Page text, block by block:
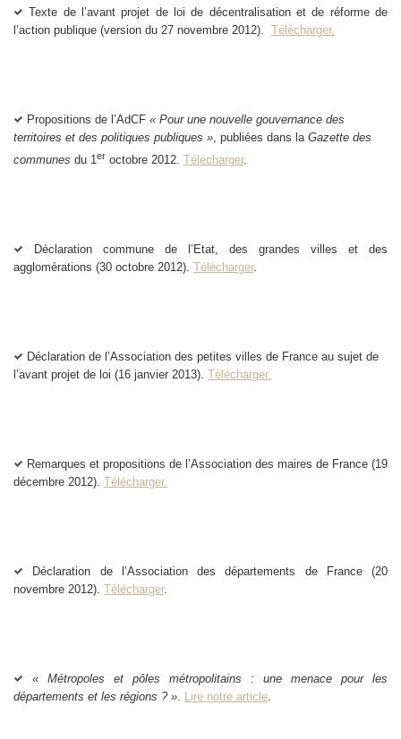
Texte de l’avant projet de loi de décentralisation et de réforme de
l’action publique (version du 27 novembre 2012). Télécharger.
Propositions de l’AdCF « Pour une nouvelle gouvernance des
territoires et des politiques publiques » , publiées dans la Gazette des
communes du 1 er octobre 2012. Télécharger.
Déclaration commune de l’Etat, des grandes villes et des
agglomérations (30 octobre 2012). Télécharger.
Déclaration de l’Association des petites villes de France au sujet de
l’avant projet de loi (16 janvier 2013). Télécharger.
Remarques et propositions de l’Association des maires de France (19
décembre 2012). Télécharger.
Déclaration de l’Association des départements de France (20
novembre 2012). Télécharger.
« Métropoles et pôles métropolitains : une menace pour les
départements et les régions ? »
Lire notre article